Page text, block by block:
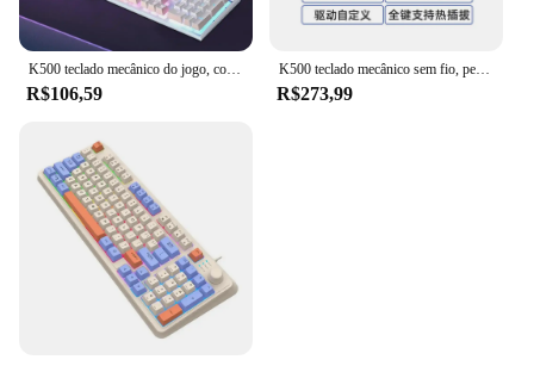
K500 teclado mecânico do jogo, com fio, 104 chaves, com fio, quente, para o computador, gamer, pc, desktop
R$106,59
K500 teclado mecânico sem fio, personalizado, rgb, full-key, hot-swapping, para laptop, escritório, bluetooth, 84/87/94
R$273,99